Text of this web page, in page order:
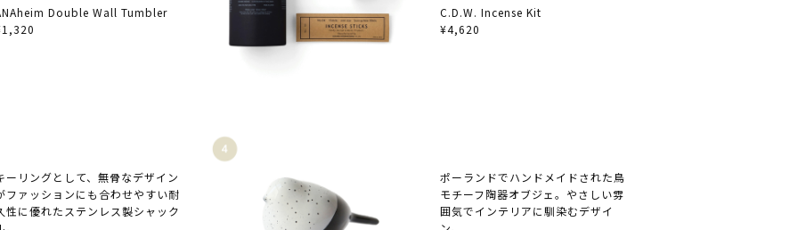
Double Wall Tumbler
C.D.W. Incense Kit
¥4,620
ーリングとして、無骨なデザイン
ファッションにも合わせやすい耐
性に優れたステンレス製シャック
ポーランドでハンドメイドされた鳥
モチーフ陶器オブジェ。やさしい雰
囲気でインテリアに馴染むデザイ